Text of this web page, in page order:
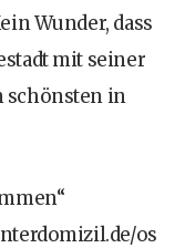
Wunder, dass
mit seiner
schönsten in
os